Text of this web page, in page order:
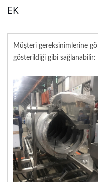
EK
Müşteri gereksinimlerine
gösterildiği gibi sağlanabilir: